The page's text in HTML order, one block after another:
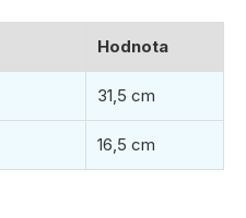
Hodnota
31,5 cm
16,5 cm